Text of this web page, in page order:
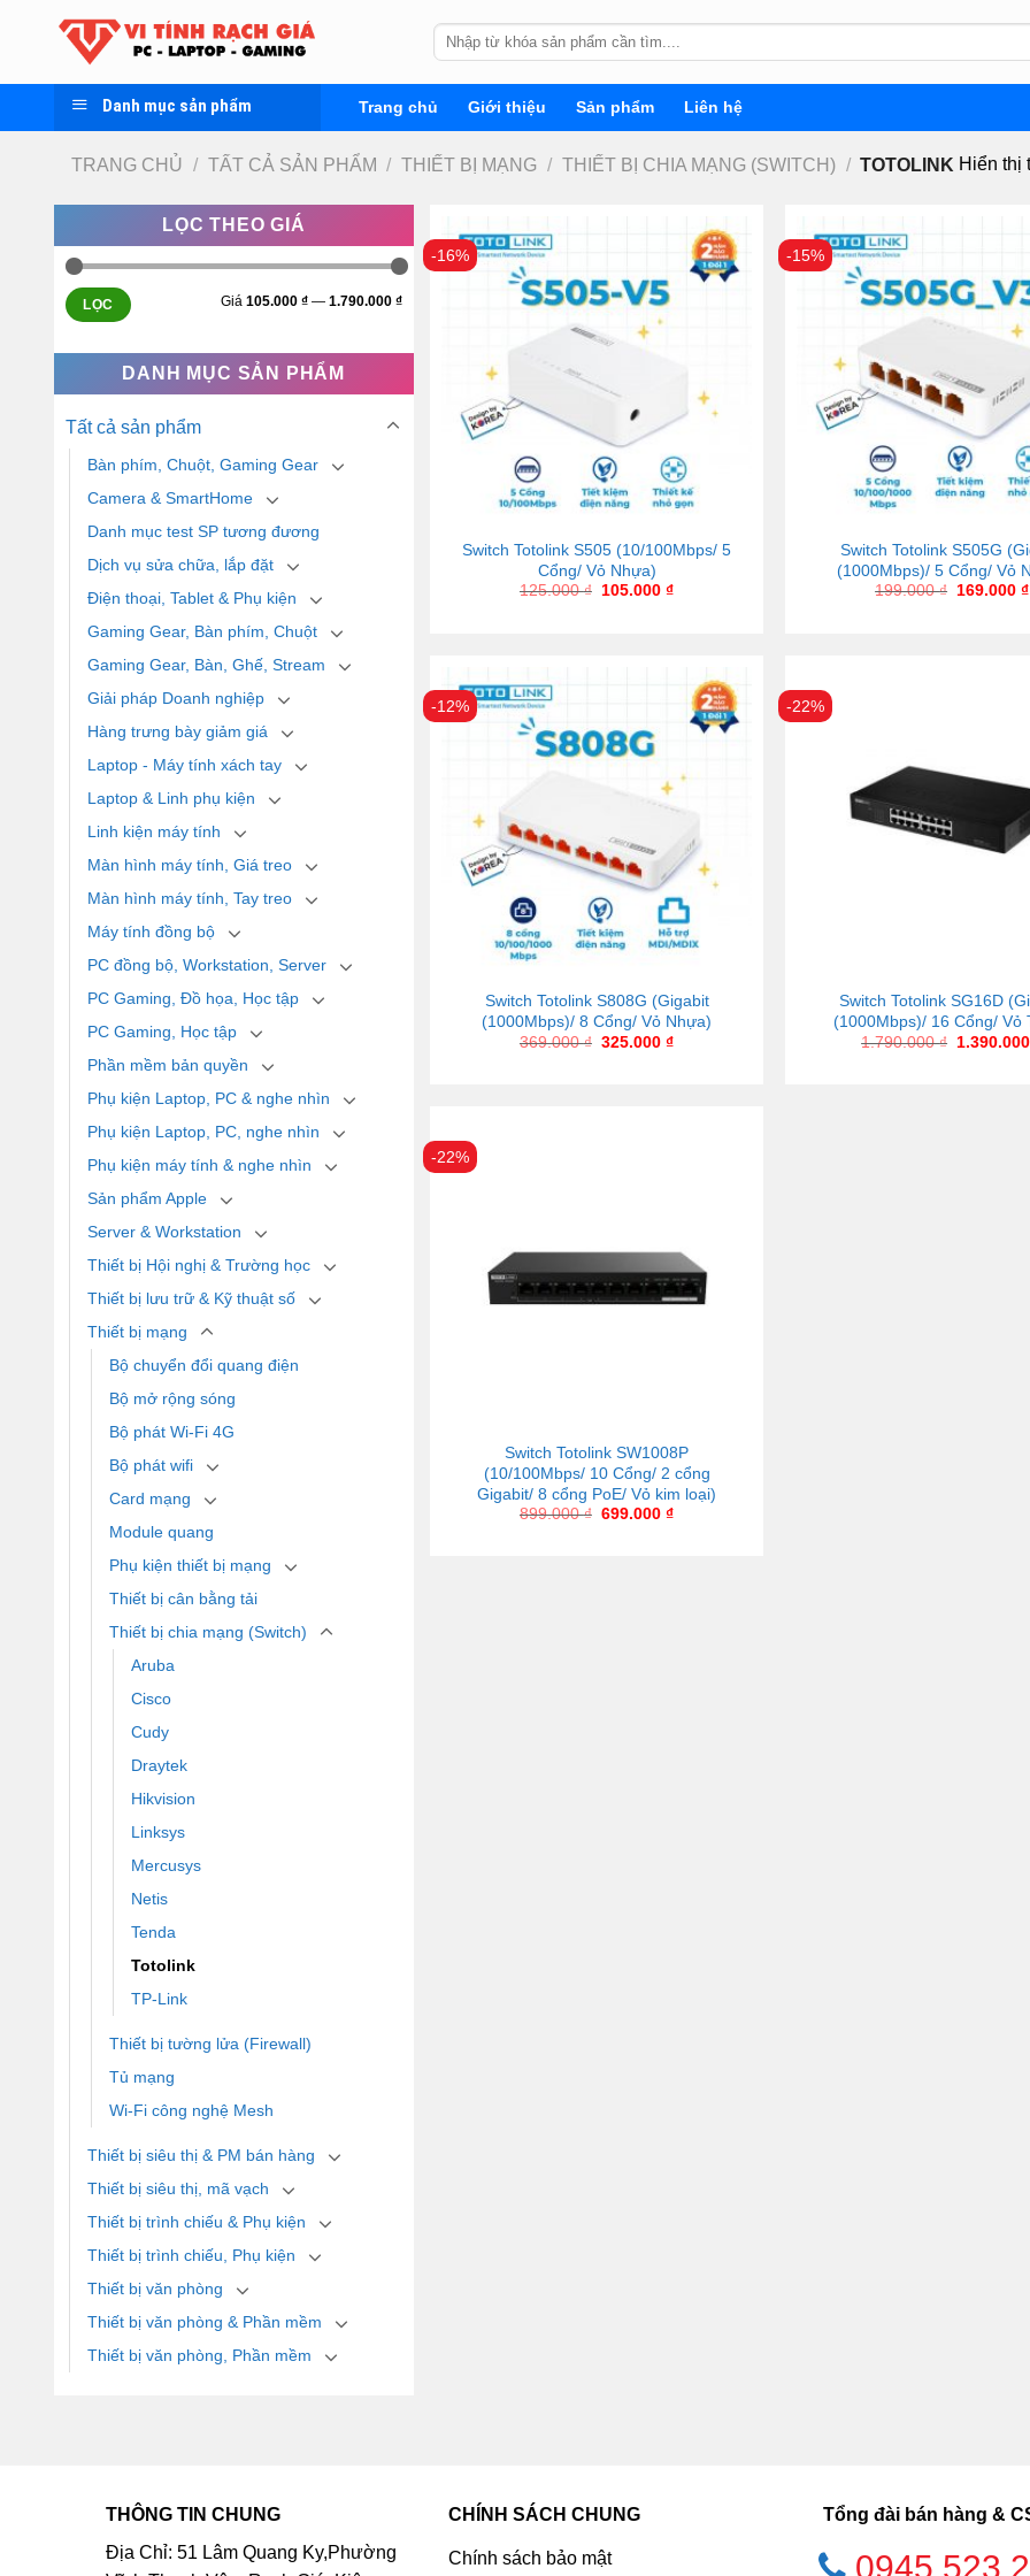
Tìm
kiếm:
Danh mục sản phẩm Trang chủ Giới thiệu Sản phẩm Liên hệ
TRANG CHỦ / TẤT CẢ SẢN PHẨM / THIẾT BỊ MẠNG / THIẾT BỊ CHIA MẠNG (SWITCH) / TOTOLINK Hiển thị
LỌC THEO GIÁ
LỌC Giá 105.000 ₫— 1.790.000 ₫
DANH MỤC SẢN PHẨM
Tất cả sản phẩm
Bàn phím, Chuột, Gaming Gear
Camera & SmartHome
Danh mục test SP tương đương
Dịch vụ sửa chữa, lắp đặt
Điện thoại, Tablet & Phụ kiện
Gaming Gear, Bàn phím, Chuột
Gaming Gear, Bàn, Ghế, Stream
Giải pháp Doanh nghiệp
Hàng trưng bày giảm giá
Laptop - Máy tính xách tay
Laptop & Linh phụ kiện
Linh kiện máy tính
Màn hình máy tính, Giá treo
Màn hình máy tính, Tay treo
Máy tính đồng bộ
PC đồng bộ, Workstation, Server
PC Gaming, Đồ họa, Học tập
PC Gaming, Học tập
Phần mềm bản quyền
Phụ kiện Laptop, PC & nghe nhìn
Phụ kiện Laptop, PC, nghe nhìn
Phụ kiện máy tính & nghe nhìn
Sản phẩm Apple
Server & Workstation
Thiết bị Hội nghị & Trường học
Thiết bị lưu trữ & Kỹ thuật số
Thiết bị mạng
Bộ chuyển đổi quang điện
Bộ mở rộng sóng
Bộ phát Wi-Fi 4G
Bộ phát wifi
Card mạng
Module quang
Phụ kiện thiết bị mạng
Thiết bị cân bằng tải
Thiết bị chia mạng (Switch)
Aruba
Cisco
Cudy
Draytek
Hikvision
Linksys
Mercusys
Netis
Tenda
Totolink
TP-Link
Thiết bị tường lửa (Firewall)
Tủ mạng
Wi-Fi công nghệ Mesh
Thiết bị siêu thị & PM bán hàng
Thiết bị siêu thị, mã vạch
Thiết bị trình chiếu & Phụ kiện
Thiết bị trình chiếu, Phụ kiện
Thiết bị văn phòng
Thiết bị văn phòng & Phần mềm
Thiết bị văn phòng, Phần mềm
-16%
Switch Totolink S505 (10/100Mbps/ 5
Cổng/ Vỏ Nhựa)
125.000₫ 105.000₫
-15%
Switch Totolink S505G
(1000Mbps)/ 5 Cổng/ Vỏ
199.000₫ 169.000₫
-12%
Switch Totolink S808G (Gigabit
(1000Mbps)/ 8 Cổng/ Vỏ Nhựa)
369.000₫ 325.000₫
-22%
Switch Totolink SG16D
(1000Mbps)/ 16 Cổng/ Vỏ
1.790.000₫
-22%
Switch Totolink SW1008P
(10/100Mbps/ 10 Cổng/ 2 cổng
Gigabit/ 8 cổng PoE/ Vỏ kim loại)
899.000₫ 699.000₫
THÔNG TIN CHUNG
Địa Chỉ: 51 Lâm Quang Ky,Phường
CHÍNH SÁCH CHUNG
Chính sách bảo mật
Tổng đài bán hàng &